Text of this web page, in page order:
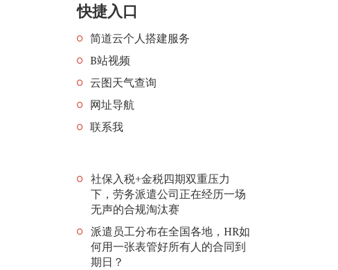
快捷入口
简道云个人搭建服务
B站视频
云图天气查询
网址导航
联系我
社保入税+金税四期双重压力
下，劳务派遣公司正在经历一场
无声的合规淘汰赛
派遣员工分布在全国各地，HR如
何用一张表管好所有人的合同到
期日？